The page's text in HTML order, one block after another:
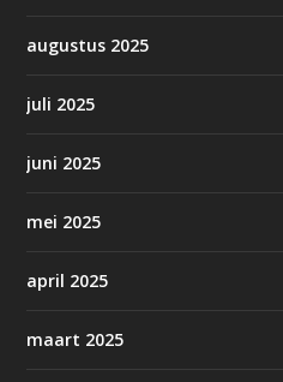
augustus 2025
juli 2025
juni 2025
mei 2025
april 2025
maart 2025